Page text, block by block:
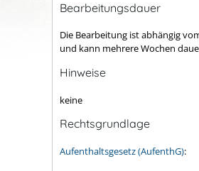
Bearbeitungsdauer
Die Bearbeitung ist abhängig
und kann mehrere Wochen
Hinweise
keine
Rechtsgrundlage
Aufenthaltsgesetz (AufenthG):